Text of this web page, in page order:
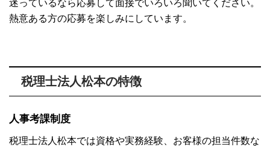
迷っているなら応募して面接でいろいろ聞いてください。
熱意ある方の応募を楽しみにしています。
税理士法人松本の特徴
人事考課制度
税理士法人松本では資格や実務経験、お客様の担当件数な